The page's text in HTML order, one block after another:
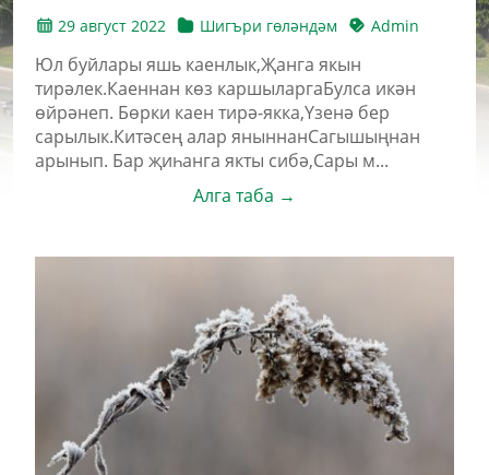
29 август 2022 Шигъри гөләндәм Admin
Юл буйлары яшь каенлык,Җанга якын
тирәлек.Каеннан көз каршыларгаБулса икән
өйрәнеп. Бөрки каен тирә-якка,Үзенә бер
сарылык.Китәсең алар яныннанСагышыңнан
арынып. Бар җиһанга якты сибә,Сары м...
Алга таба →